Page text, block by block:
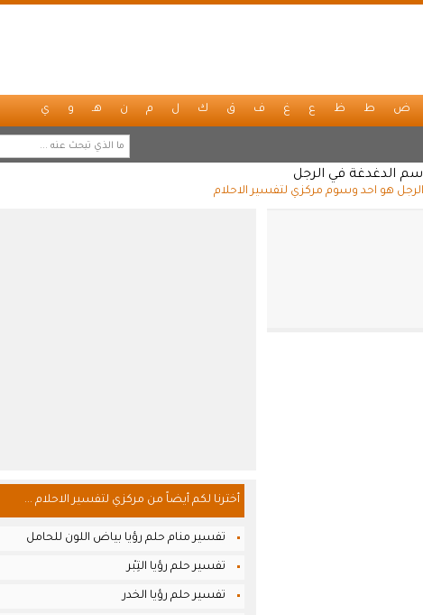
ض ط ظ ع غ ف ق ك ل م ن هـ و ي
الدغدغة في الرجل
هو احد وسوم مركزي لتفسير الاحلام
أخترنا لكم أيضاً من مركزي لتفسير الاحلام ...
تفسير منام حلم رؤيا بياض اللون للحامل
تفسير حلم رؤيا التِبْر
تفسير حلم رؤيا الخدر